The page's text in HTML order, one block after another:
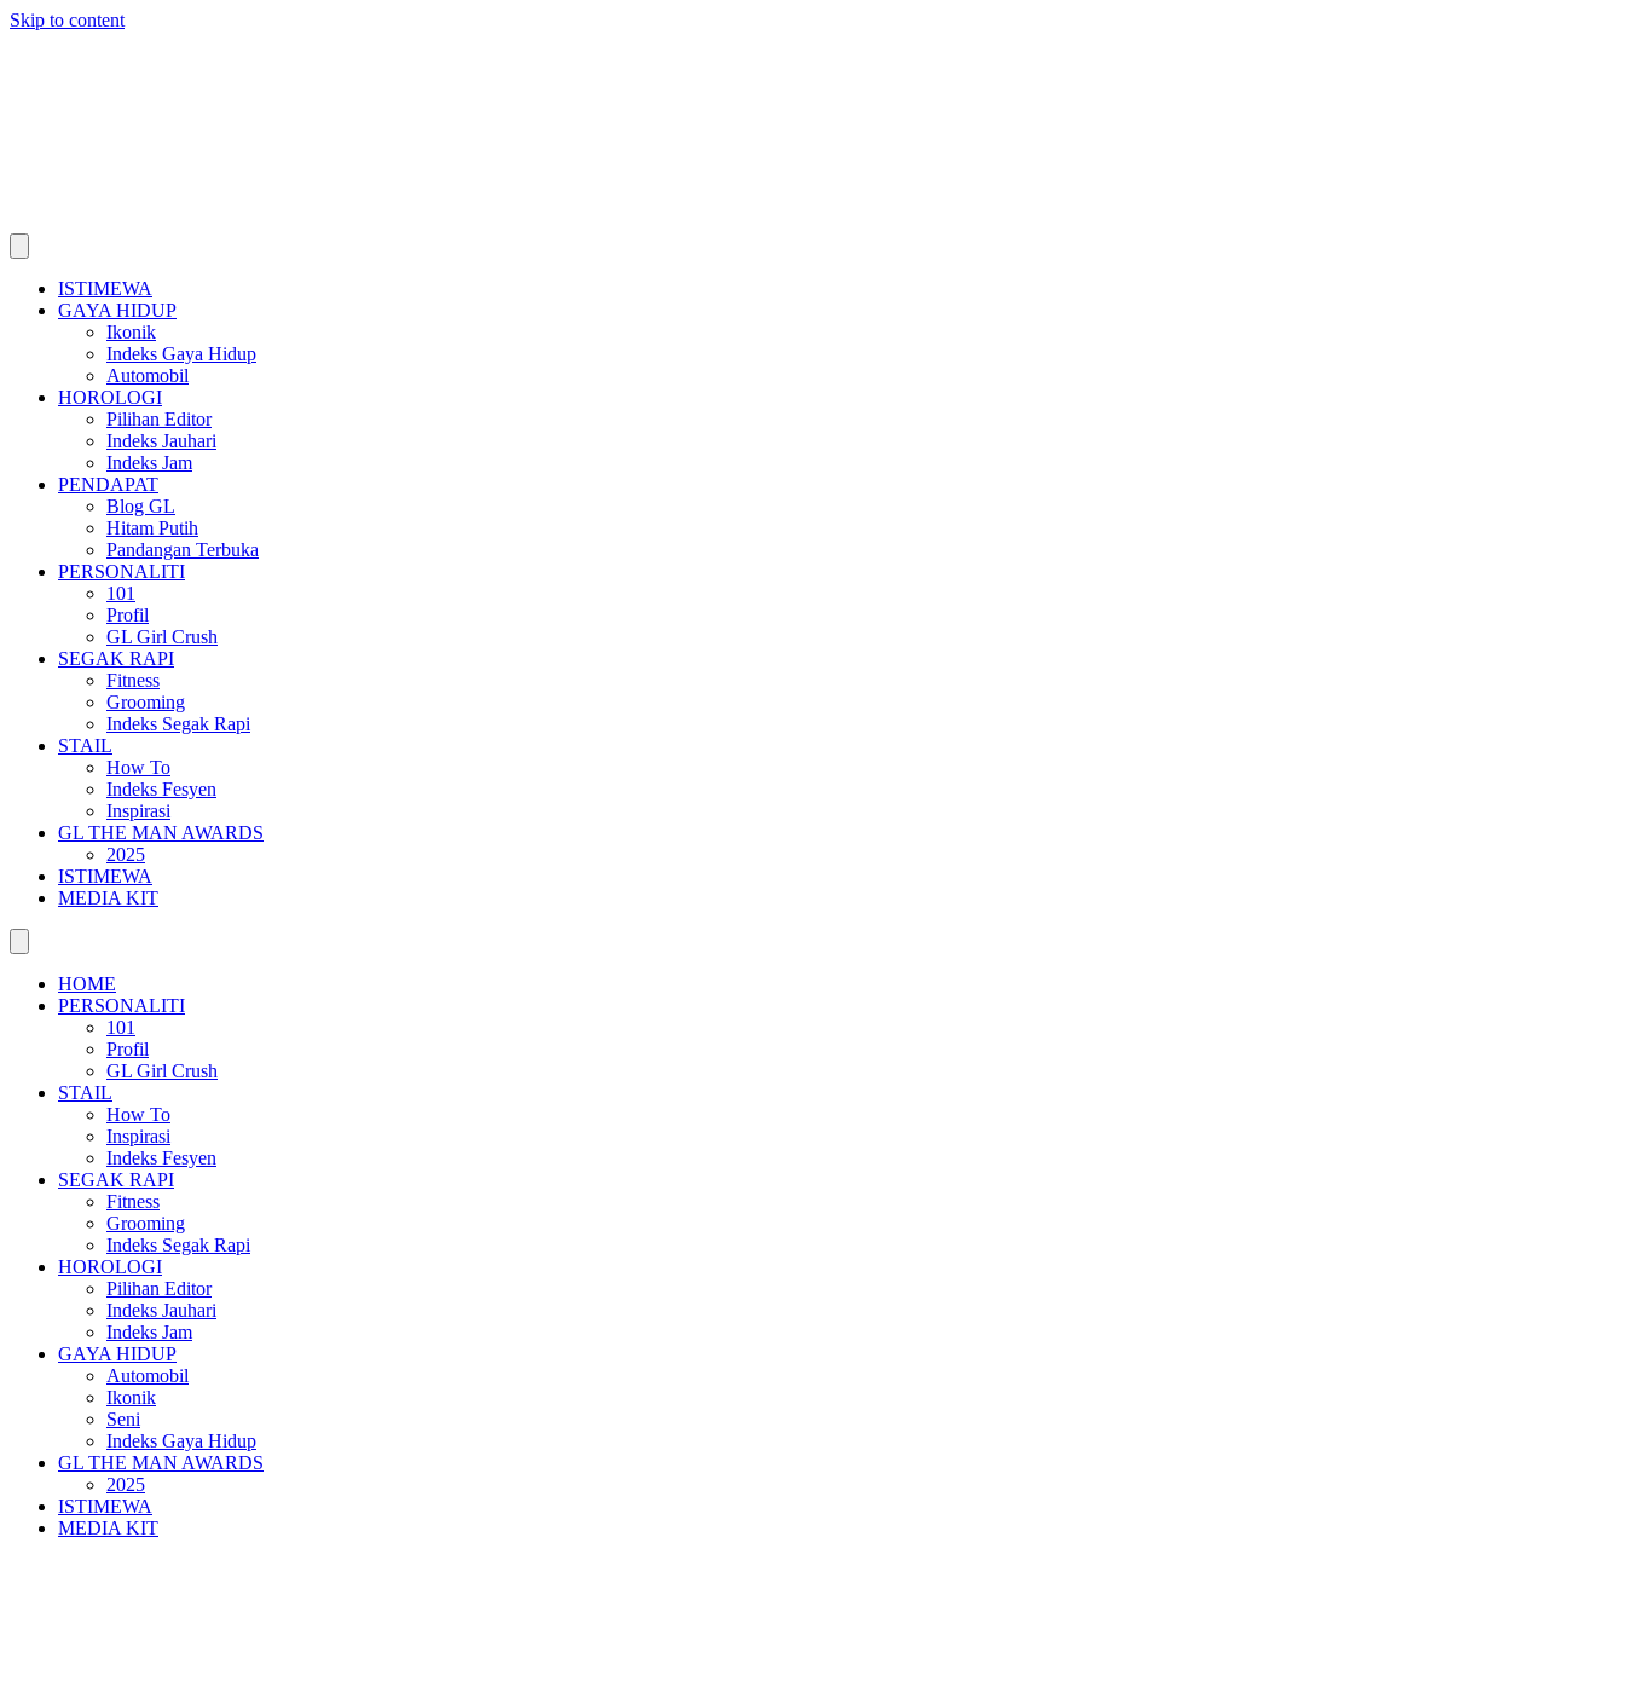
Skip to content
ISTIMEWA
GAYA HIDUP
Ikonik
Indeks Gaya Hidup
Automobil
HOROLOGI
Pilihan Editor
Indeks Jauhari
Indeks Jam
PENDAPAT
Blog GL
Hitam Putih
Pandangan Terbuka
PERSONALITI
101
Profil
GL Girl Crush
SEGAK RAPI
Fitness
Grooming
Indeks Segak Rapi
STAIL
How To
Indeks Fesyen
Inspirasi
GL THE MAN AWARDS
2025
ISTIMEWA
MEDIA KIT
HOME
PERSONALITI
101
Profil
GL Girl Crush
STAIL
How To
Inspirasi
Indeks Fesyen
SEGAK RAPI
Fitness
Grooming
Indeks Segak Rapi
HOROLOGI
Pilihan Editor
Indeks Jauhari
Indeks Jam
GAYA HIDUP
Automobil
Ikonik
Seni
Indeks Gaya Hidup
GL THE MAN AWARDS
2025
ISTIMEWA
MEDIA KIT